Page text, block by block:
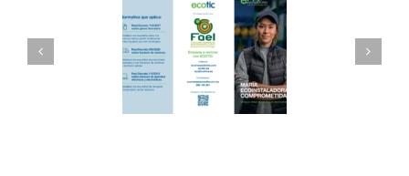
AAEL y
FAEL, Ecoasimelec y
Parque Joyero
Córdoba, colaboran